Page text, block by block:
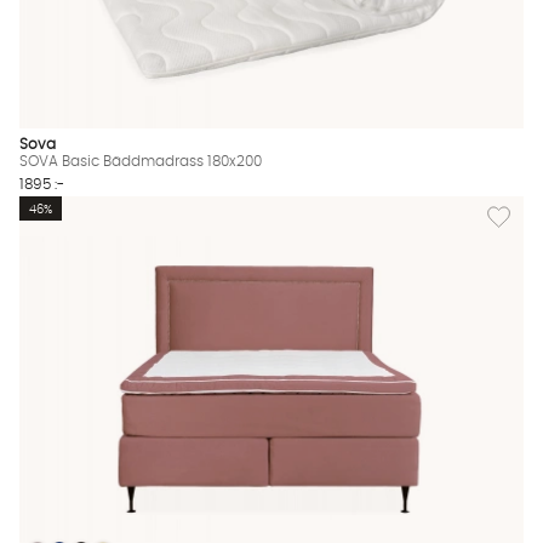
Sova
SOVA Basic Bäddmadrass 180x200
1895 :-
Lägg
46%